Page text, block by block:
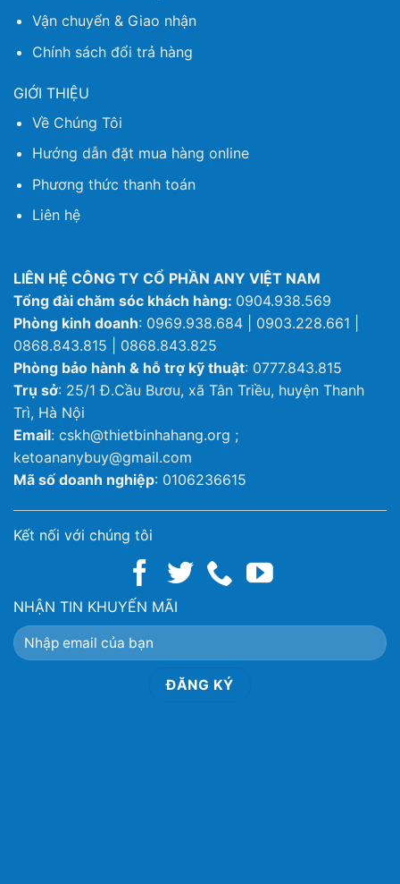
Vận chuyển & Giao nhận
Chính sách đổi trả hàng
GIỚI THIỆU
Về Chúng Tôi
Hướng dẫn đặt mua hàng online
Phương thức thanh toán
Liên hệ
LIÊN HỆ CÔNG TY CỔ PHẦN ANY VIỆT NAM
Tổng đài chăm sóc khách hàng: 0904.938.569
Phòng kinh doanh: 0969.938.684 | 0903.228.661 |
0868.843.815 | 0868.843.825
Phòng bảo hành & hỗ trợ kỹ thuật: 0777.843.815
Trụ sở: 25/1 Đ.Cầu Bươu, xã Tân Triều, huyện Thanh
Trì, Hà Nội
Email: cskh@thietbinhahang.org ;
ketoananybuy@gmail.com
Mã số doanh nghiệp: 0106236615
Kết nối với chúng tôi
NHẬN TIN KHUYẾN MÃI